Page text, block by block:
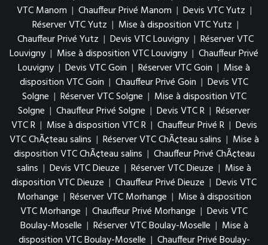
VTC Manom | Chauffeur Privé Manom | Devis VTC Yutz |
Réserver VTC Yutz | Mise à disposition VTC Yutz |
Chauffeur Privé Yutz | Devis VTC Louvigny | Réserver VTC
Louvigny | Mise à disposition VTC Louvigny | Chauffeur Privé
Louvigny | Devis VTC Goin | Réserver VTC Goin | Mise à
disposition VTC Goin | Chauffeur Privé Goin | Devis VTC
Solgne | Réserver VTC Solgne | Mise à disposition VTC
Solgne | Chauffeur Privé Solgne | Devis VTC R | Réserver
VTC R | Mise à disposition VTC R | Chauffeur Privé R | Devis
VTC ChÃ¢teau salins | Réserver VTC ChÃ¢teau salins | Mise à
disposition VTC ChÃ¢teau salins | Chauffeur Privé ChÃ¢teau
salins | Devis VTC Dieuze | Réserver VTC Dieuze | Mise à
disposition VTC Dieuze | Chauffeur Privé Dieuze | Devis VTC
Morhange | Réserver VTC Morhange | Mise à disposition
VTC Morhange | Chauffeur Privé Morhange | Devis VTC
Boulay-Moselle | Réserver VTC Boulay-Moselle | Mise à
disposition VTC Boulay-Moselle | Chauffeur Privé Boulay-